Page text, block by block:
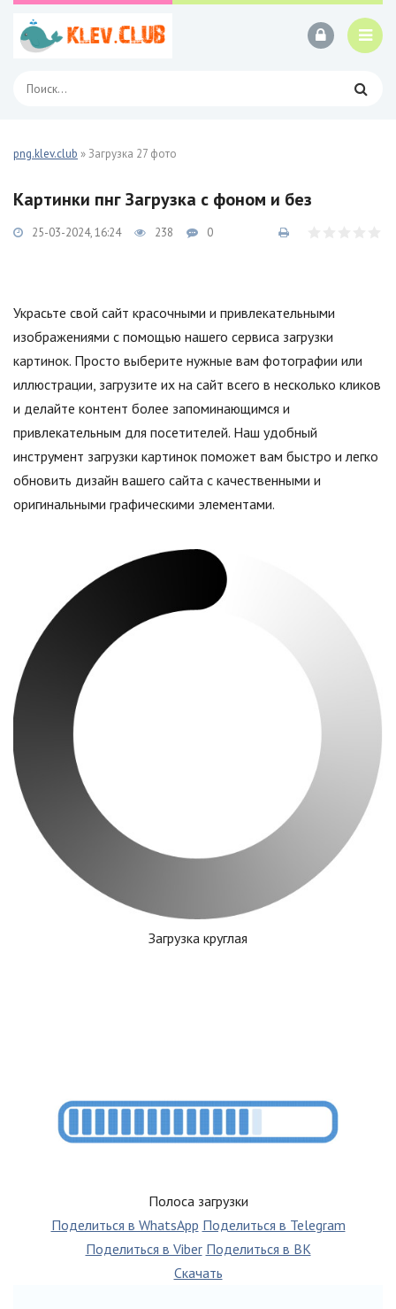
png.klev.club » Загрузка 27 фото
Картинки пнг Загрузка с фоном и без
25-03-2024, 16:24 238 0
Украсьте свой сайт красочными и привлекательными
изображениями с помощью нашего сервиса загрузки
картинок. Просто выберите нужные вам фотографии или
иллюстрации, загрузите их на сайт всего в несколько кликов
и делайте контент более запоминающимся и
привлекательным для посетителей. Наш удобный
инструмент загрузки картинок поможет вам быстро и легко
обновить дизайн вашего сайта с качественными и
оригинальными графическими элементами.
Загрузка круглая
Полоса загрузки
Поделиться в WhatsApp Поделиться в Telegram
Поделиться в Viber Поделиться в ВК
Скачать